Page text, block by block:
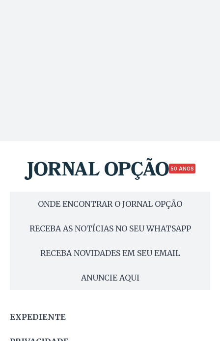
50 ANOS
ONDE ENCONTRAR O JORNAL OPÇÃO
RECEBA AS NOTÍCIAS NO SEU WHATSAPP
RECEBA NOVIDADES EM SEU EMAIL
ANUNCIE AQUI
EXPEDIENTE